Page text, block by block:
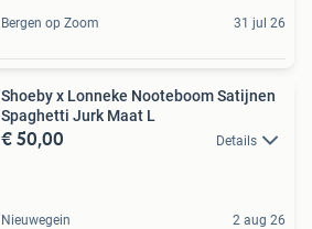
Bergen op Zoom 31 jul 26
Shoeby x Lonneke Nooteboom Satijnen
Spaghetti Jurk Maat L
€ 50,00 Details
Nieuwegein 2 aug 26